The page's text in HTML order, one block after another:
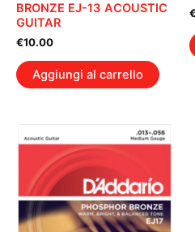
BRONZE EJ-13 ACOUSTIC
GUITAR
€10.00
Aggiungi al carrello
€